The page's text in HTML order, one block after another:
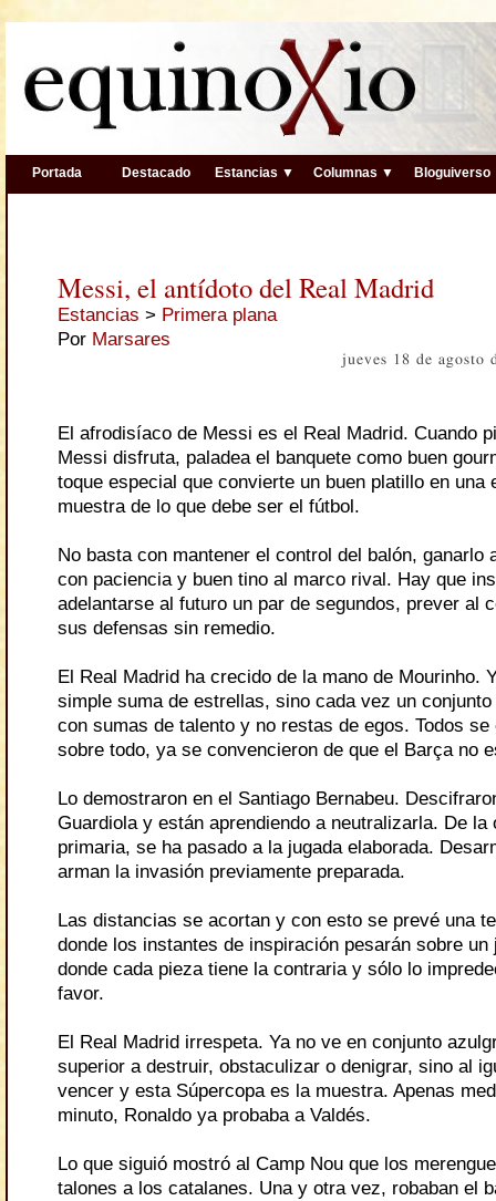
Portada Destacado Estancias ▼ Columnas ▼ Bloguiverso
Messi, el antídoto del Real Madrid
Estancias > Primera plana
Por Marsares
jueves 18 de agosto
El afrodisíaco de Messi es el Real Madrid. Cuando
Messi disfruta, paladea el banquete como buen
toque especial que convierte un buen platillo en una
muestra de lo que debe ser el fútbol.
No basta con mantener el control del balón, ganarlo
con paciencia y buen tino al marco rival. Hay que
adelantarse al futuro un par de segundos, prever al
sus defensas sin remedio.
El Real Madrid ha crecido de la mano de Mourinho.
simple suma de estrellas, sino cada vez un conjunto
con sumas de talento y no restas de egos. Todos se
sobre todo, ya se convencieron de que el Barça no
Lo demostraron en el Santiago Bernabeu.
Guardiola y están aprendiendo a neutralizarla. De la
primaria, se ha pasado a la jugada elaborada.
arman la invasión previamente preparada.
Las distancias se acortan y con esto se prevé una
donde los instantes de inspiración pesarán sobre un
donde cada pieza tiene la contraria y sólo lo
favor.
El Real Madrid irrespeta. Ya no ve en conjunto
superior a destruir, obstaculizar o denigrar, sino al
vencer y esta Súpercopa es la muestra. Apenas
minuto, Ronaldo ya probaba a Valdés.
Lo que siguió mostró al Camp Nou que los
talones a los catalanes. Una y otra vez, robaban el